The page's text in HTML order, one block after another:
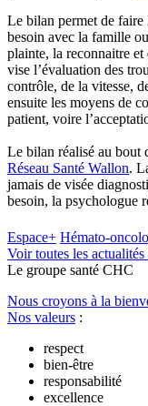
Le bilan permet de faire
besoin avec la famille
plainte, la reconnaitre
vise l’évaluation des
contrôle, de la vitesse,
ensuite les moyens de
patient, voire
Le bilan réalisé au bout
Réseau Santé Wallon.
jamais de visée
besoin, la psychologue
Espace+ Hémato-
Voir toutes les
Le groupe santé CHC
Nous croyons à la
Nos valeurs :
respect
bien-être
responsabilité
excellence